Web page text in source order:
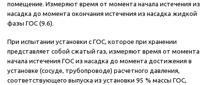
помещение. Измеряют время от момента начала истечения из
насадка до момента окончания истечения из насадка жидкой
фазы ГОС (9.6).
При испытании установки с ГОС, которое при хранении
представляет собой сжатый газ, измеряют время от момента
начала истечения ГОС из насадка до момента достижения в
установке (сосуде, трубопроводе) расчетного давления,
соответствующего выпуска из установки 95 % массы ГОС,